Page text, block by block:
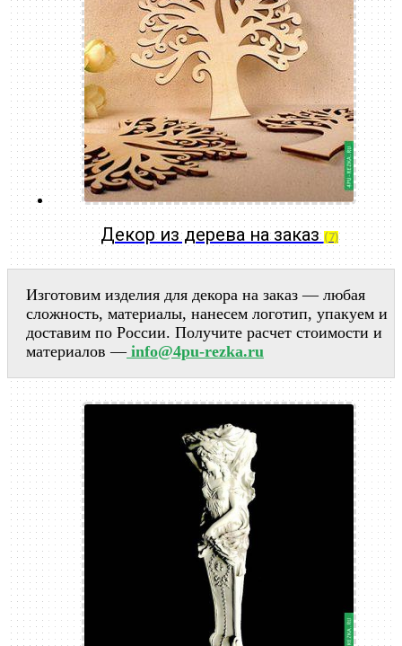
Декор из дерева на заказ (7)
Изготовим изделия для декора на заказ — любая
сложность, материалы, нанесем логотип, упакуем и
доставим по России. Получите расчет стоимости и
материалов —info@4pu-rezka.ru